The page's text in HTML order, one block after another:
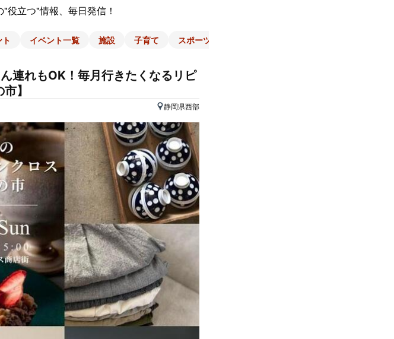
"役立つ"情報、毎日発信！
イベント一覧 施設 子育て スポーツ
連れもOK！毎月行きたくなるリピ
】
静岡県西部